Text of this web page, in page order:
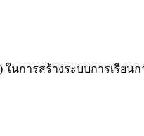
การสร้างระบบการเรียน